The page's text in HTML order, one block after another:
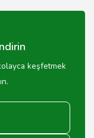
önerebilir.
keşfetmek